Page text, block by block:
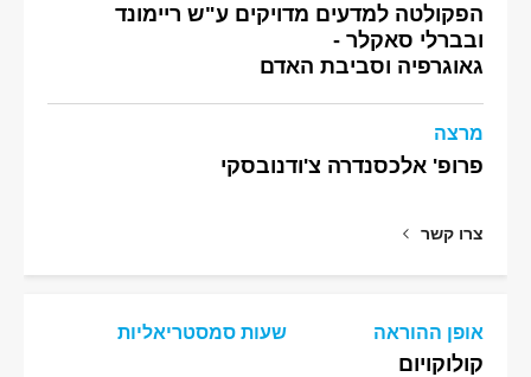
הפקולטה למדעים מדויקים ע"ש ריימונד
ובברלי סאקלר -
גאוגרפיה וסביבת האדם
מרצה
פרופ' אלכסנדרה צ'ודנובסקי
צרו קשר
אופן ההוראה
קולוקויום
שעות סמסטריאליות